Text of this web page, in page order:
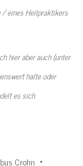
/ eines Heilpraktikers
hier aber auch (unter
halte oder
es sich
Crohn